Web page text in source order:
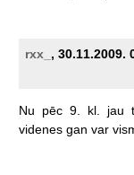
rxx_ , 30.11.2009.
Nu pēc 9. kl. jau
videnes gan var